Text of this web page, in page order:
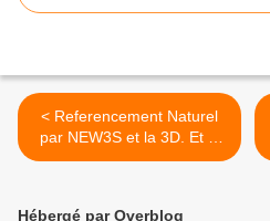
< Referencement Naturel
par NEW3S et la 3D. Et si
j'étais SOCGEN 3D !?
Hébergé par Overblog